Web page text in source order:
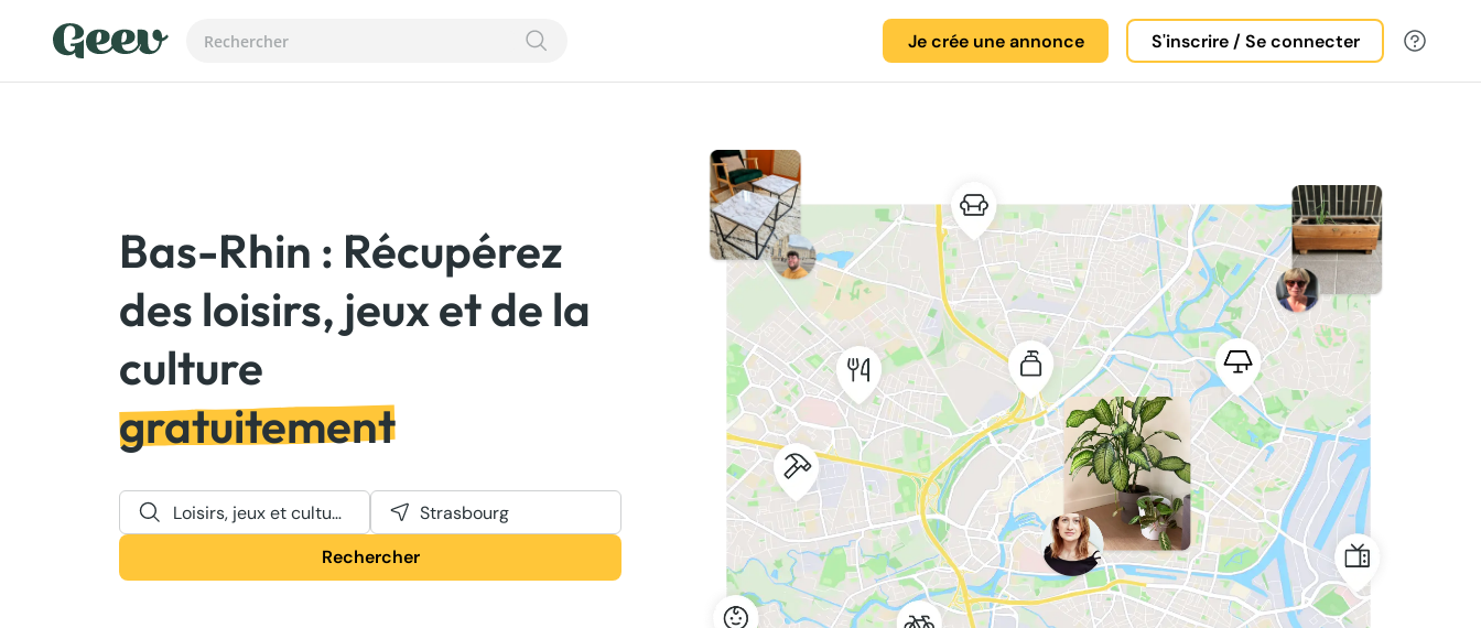
Je crée une annonce S'inscrire / Se connecter
Bas-Rhin : Récupérez
des loisirs, jeux et de la
gratuitement
Loisirs, jeux et culture
Strasbourg
Rechercher